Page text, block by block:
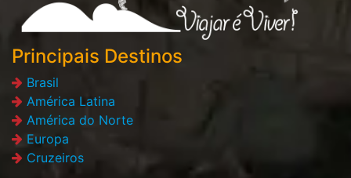
Principais Destinos
Brasil
América Latina
América do Norte
Europa
Cruzeiros